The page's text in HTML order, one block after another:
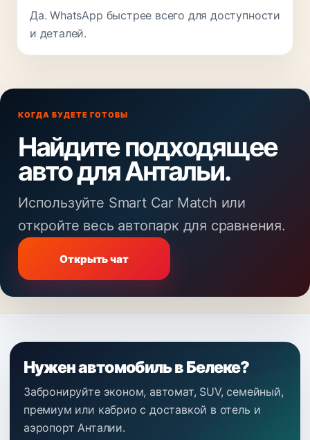
Да. WhatsApp быстрее всего для доступности
и деталей.
КОГДА БУДЕТЕ ГОТОВЫ
Найдите подходящее
авто для Антальи.
Используйте Smart Car Match или
откройте весь автопарк для сравнения.
Открыть чат
Нужен автомобиль в Белеке?
Забронируйте эконом, автомат, SUV, семейный,
премиум или кабрио с доставкой в отель и
аэропорт Анталии.